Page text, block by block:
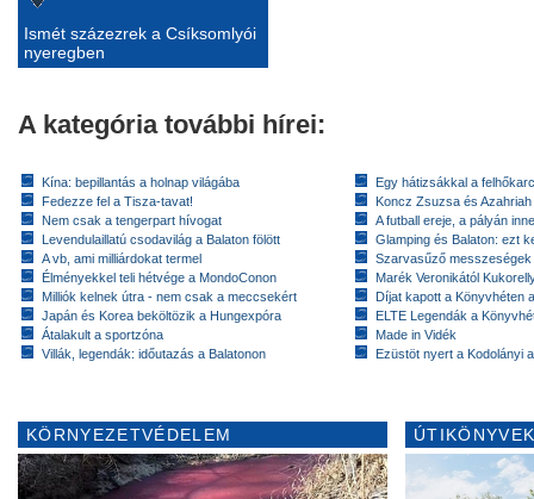
Ismét százezrek a Csíksomlyói
nyeregben
A kategória további hírei:
Kína: bepillantás a holnap világába
Fedezze fel a Tisza-tavat!
Nem csak a tengerpart hívogat
Levendulaillatú csodavilág a Balaton fölött
A vb, ami milliárdokat termel
Élményekkel teli hétvége a MondoConon
Milliók kelnek útra - nem csak a meccsekért
Japán és Korea beköltözik a Hungexpóra
Átalakult a sportzóna
Villák, legendák: időutazás a Balatonon
Egy hátizsákkal a
Koncz Zsuzsa és
A futball ereje, a pályán
Glamping és Balaton: ezt
Szarvasűző messzeségek
Marék Veronikától
Díjat kapott a Könyvhéten
ELTE Legendák a
Made in Vidék
Ezüstöt nyert a Kodolányi
KÖRNYEZETVÉDELEM